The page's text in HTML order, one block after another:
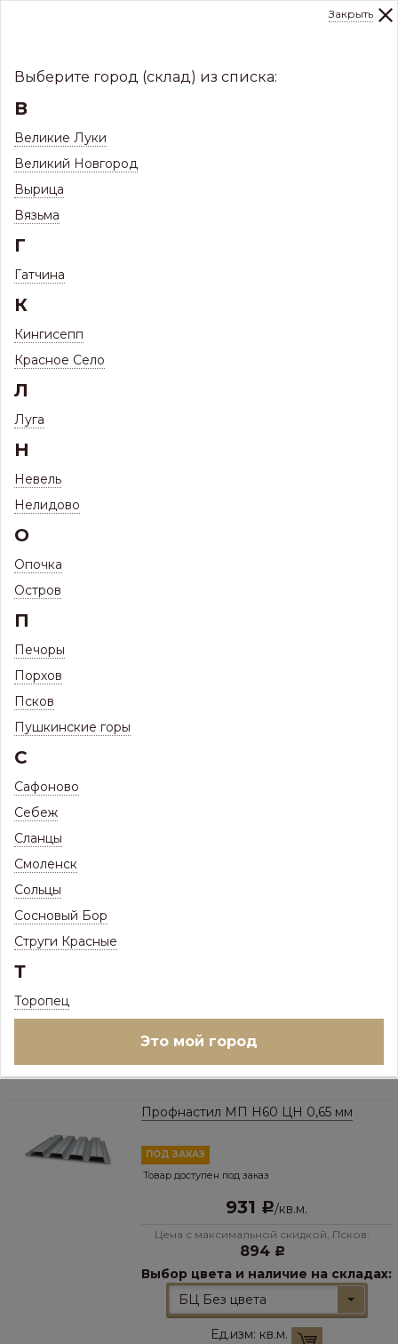
291-000
ПРОФНАСТИЛ ПРОФИЛЬ Н 60
(ИЗГОТОВЛЕНИЕ В РАЗМЕР)
Сортировать по:
Профнастил МП Н60 ЦН 0,65 мм
ПОД ЗАКАЗ
Товар доступен под заказ
931 Р/кв.м.
Цена с максимальной скидкой, Псков:
894 Р
Выбор цвета и наличие на складах:
БЦ Без цвета
Ед.изм: кв.м.
Закрыть
Выберите город (склад) из списка:
В
Великие Луки
Великий Новгород
Вырица
Вязьма
Г
Гатчина
К
Кингисепп
Красное Село
Л
Луга
Н
Невель
Нелидово
О
Опочка
Остров
П
Печоры
Порхов
Псков
Пушкинские горы
С
Сафоново
Себеж
Сланцы
Смоленск
Сольцы
Сосновый Бор
Струги Красные
Т
Торопец
Это мой город